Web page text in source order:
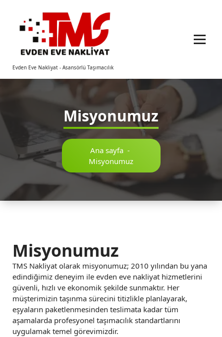
Evden Eve Nakliyat - Asansörlü Taşımacılık
Misyonumuz
Ana sayfa -
Misyonumuz
Misyonumuz
TMS Nakliyat olarak misyonumuz; 2010 yılından bu yana
edindiğimiz deneyim ile evden eve nakliyat hizmetlerini
güvenli, hızlı ve ekonomik şekilde sunmaktır. Her
müşterimizin taşınma sürecini titizlikle planlayarak,
eşyaların paketlenmesinden teslimata kadar tüm
aşamalarda profesyonel taşımacılık standartlarını
uygulamak temel görevimizdir.